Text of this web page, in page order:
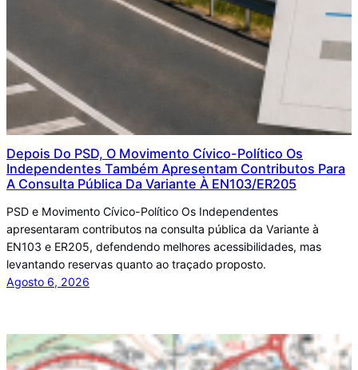
Depois Do PSD, O Movimento Cívico-Político Os
Independentes Também Apresentam Contributos Para
A Consulta Pública Da Variante À EN103/ER205
PSD e Movimento Cívico-Político Os Independentes
apresentaram contributos na consulta pública da Variante à
EN103 e ER205, defendendo melhores acessibilidades, mas
levantando reservas quanto ao traçado proposto.
Agosto 6, 2026